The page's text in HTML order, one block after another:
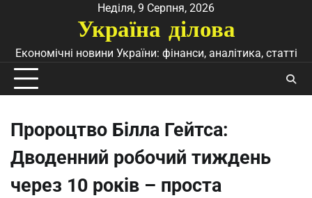
Неділя, 9 Серпня, 2026
Україна ділова
Економічні новини України: фінанси, аналітика, статті
Пророцтво Білла Гейтса:
Дводенний робочий тиждень
через 10 років – проста